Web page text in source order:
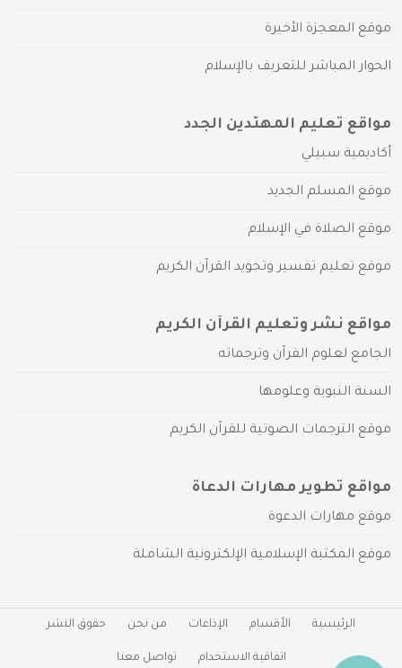
موقع المعجزة الأخيرة
الحوار المباشر للتعريف بالإسلام
مواقع تعليم المهتدين الجدد
أكاديمية سبيلي
موقع المسلم الجديد
موقع الصلاة في الإسلام
موقع تعليم تفسير وتجويد القرآن الكريم
مواقع نشر وتعليم القرآن الكريم
الجامع لعلوم القرآن وترجماته
السنة النبوية وعلومها
موقع الترجمات الصوتية للقرآن الكريم
مواقع تطوير مهارات الدعاة
موقع مهارات الدعوة
موقع المكتبة الإسلامية الإلكترونية الشاملة
الرئيسية الأقسام الإذاعات من نحن حقوق النشر
اتفاقية الاستخدام تواصل معنا